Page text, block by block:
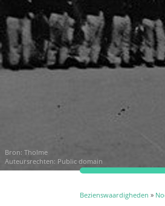
Bron: Tholme
Auteursrechten: Public domain
Bezienswaardigheden »